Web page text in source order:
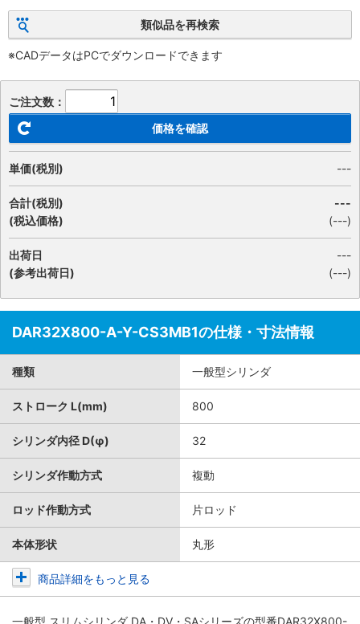
類似品を再検索
※CADデータはPCでダウンロードできます
ご注文数：
価格を確認
単価(税別) ---
合計(税別)
(税込価格)
---
(---)
出荷日
(参考出荷日)
---
(---)
DAR32X800-A-Y-CS3MB1の仕様・寸法情報
種類 一般型シリンダ
ストローク L(mm) 800
シリンダ内径 D(φ) 32
シリンダ作動方式 複動
ロッド作動方式 片ロッド
本体形状 丸形
商品詳細をもっと見る
一般型 スリムシリンダ DA・DV・SAシリーズの型番DAR32X800-